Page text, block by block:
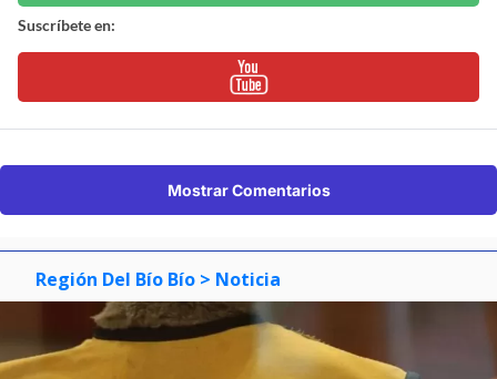
Suscríbete en:
Mostrar Comentarios
Región Del Bío Bío > Noticia